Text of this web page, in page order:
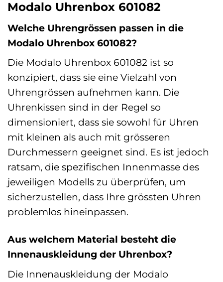
Modalo Uhrenbox 601082
Welche Uhrengrössen passen in die
Modalo Uhrenbox 601082?
Die Modalo Uhrenbox 601082 ist so
konzipiert, dass sie eine Vielzahl von
Uhrengrössen aufnehmen kann. Die
Uhrenkissen sind in der Regel so
dimensioniert, dass sie sowohl für Uhren
mit kleinen als auch mit grösseren
Durchmessern geeignet sind. Es ist jedoch
ratsam, die spezifischen Innenmasse des
jeweiligen Modells zu überprüfen, um
sicherzustellen, dass Ihre grössten Uhren
problemlos hineinpassen.
Aus welchem Material besteht die
Innenauskleidung der Uhrenbox?
Die Innenauskleidung der Modalo